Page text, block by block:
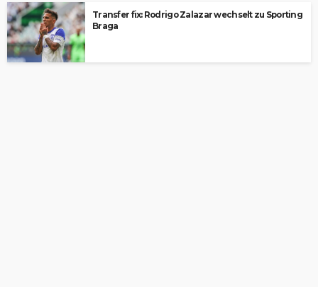
Transfer fix: Rodrigo Zalazar wechselt zu Sporting
Braga